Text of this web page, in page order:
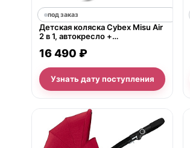
под заказ
Детская коляска Cybex Misu Air
2 в 1, автокресло +
16 490 ₽
Узнать дату поступления